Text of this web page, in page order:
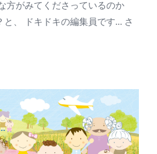
方がみてくださっているのか
と、 ドキドキの編集員です… さ